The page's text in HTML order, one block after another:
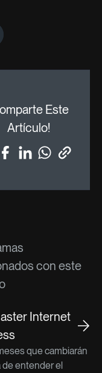
herramientas de
Este
Artículo!
con este
Internet
que cambiarán
de entender el